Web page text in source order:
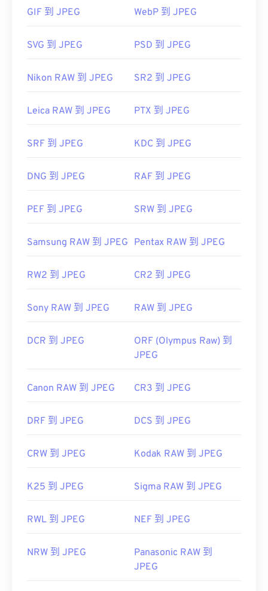
有用的链接：
择“打开方式”。
Chrome）、Microsoft 应用程序（例如Microsoft
Preview） 上自动打开。
首次发布：1992年9月18日
https://www.lifewire.com/jpg-jpeg-file-4139913
GIF 到 JPEG WebP 到 JPEG
SVG 到 JPEG PSD 到 JPEG
Nikon RAW 到 JPEG SR2 到 JPEG
Leica RAW 到 JPEG PTX 到 JPEG
SRF 到 JPEG KDC 到 JPEG
DNG 到 JPEG RAF 到 JPEG
PEF 到 JPEG SRW 到 JPEG
Samsung RAW 到 JPEG Pentax RAW 到 JPEG
RW2 到 JPEG CR2 到 JPEG
Sony RAW 到 JPEG RAW 到 JPEG
DCR 到 JPEG
ORF (Olympus Raw) 到
JPEG
Canon RAW 到 JPEG CR3 到 JPEG
DRF 到 JPEG DCS 到 JPEG
CRW 到 JPEG Kodak RAW 到 JPEG
K25 到 JPEG Sigma RAW 到 JPEG
RWL 到 JPEG NEF 到 JPEG
NRW 到 JPEG
Panasonic RAW 到
JPEG